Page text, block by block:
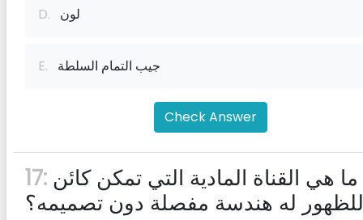
D. لون
E. جيب التمام السلطة
Check Answer
17:
للظهور له هندسة مفصلة دون تصميمه؟